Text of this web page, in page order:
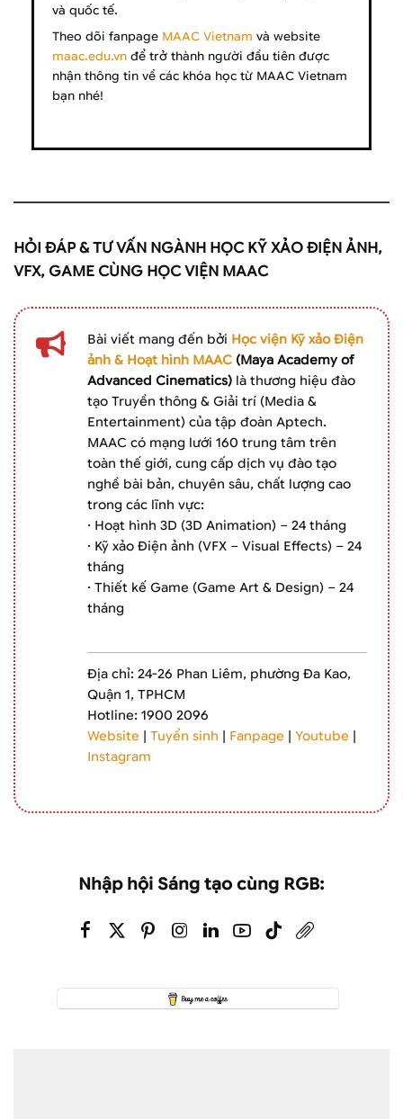
và quốc tế.
Theo dõi fanpage MAAC Vietnam và website
maac.edu.vn để trở thành người đầu tiên được
nhận thông tin về các khóa học từ MAAC Vietnam
bạn nhé!
HỎI ĐÁP & TƯ VẤN NGÀNH HỌC KỸ XẢO ĐIỆN ẢNH,
VFX, GAME CÙNG HỌC VIỆN MAAC
Bài viết mang đến bởi Học viện Kỹ xảo Điện
ảnh & Hoạt hình MAAC(Maya Academy of
Advanced Cinematics)là thương hiệu đào
tạo Truyền thông & Giải trí (Media &
Entertainment) của tập đoàn Aptech.
MAAC có mạng lưới 160 trung tâm trên
toàn thế giới, cung cấp dịch vụ đào tạo
nghề bài bản, chuyên sâu, chất lượng cao
trong các lĩnh vực:
· Hoạt hình 3D (3D Animation) – 24 tháng
· Kỹ xảo Điện ảnh (VFX – Visual Effects) – 24
tháng
· Thiết kế Game (Game Art & Design) – 24
tháng
Địa chỉ: 24-26 Phan Liêm, phường Đa Kao,
Quận 1, TPHCM
Hotline: 1900 2096
Website | Tuyển sinh | Fanpage | Youtube |
Instagram
Nhập hội Sáng tạo cùng RGB: